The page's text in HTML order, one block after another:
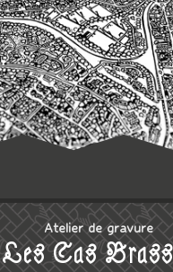
Atelier de gravure
Les Cas